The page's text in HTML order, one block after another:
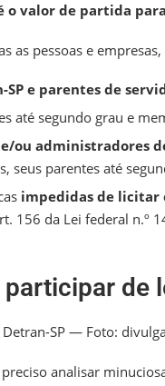
o valor de partida
as pessoas e
e parentes de
até segundo grau e
ou administradores
seus parentes até
impedidas de licitar
156 da Lei federal n.º
de
SP — Foto:
analisar